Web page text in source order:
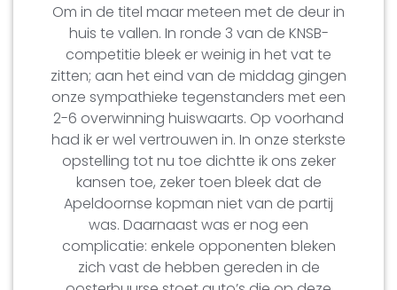
Om in de titel maar meteen met de deur in
huis te vallen. In ronde 3 van de KNSB-
competitie bleek er weinig in het vat te
zitten; aan het eind van de middag gingen
onze sympathieke tegenstanders met een
2-6 overwinning huiswaarts. Op voorhand
had ik er wel vertrouwen in. In onze sterkste
opstelling tot nu toe dichtte ik ons zeker
kansen toe, zeker toen bleek dat de
Apeldoornse kopman niet van de partij
was. Daarnaast was er nog een
complicatie: enkele opponenten bleken
zich vast de hebben gereden in de